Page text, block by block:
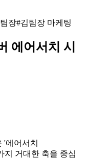
장#김팀장 마케팅
에어서치 시
'에어서치
지 거대한 축을 중심